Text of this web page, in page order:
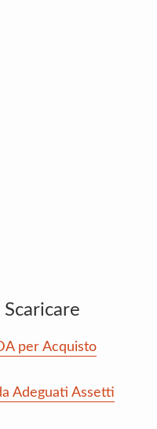
per Acquisto
Adeguati Assetti